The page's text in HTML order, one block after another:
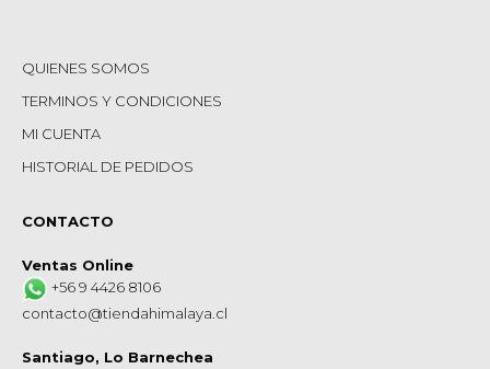
QUIENES SOMOS
TERMINOS Y CONDICIONES
MI CUENTA
HISTORIAL DE PEDIDOS
CONTACTO
Ventas Online
+56 9 4426 8106
contacto@tiendahimalaya.cl
Santiago, Lo Barnechea